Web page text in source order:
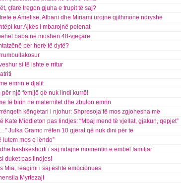
çfarë tregon gjuha e trupit të saj?
e Amelisë, Albani dhe Miriami urojnë gjithmonë ndryshe
kur Ajkës i mbarojnë pelenat
baba në moshën 48-vjeçare
për herë të dytë?
si të ishte e rritur
emrin e djalit
një fëmijë që nuk lindi kurrë!
të birin në maternitet dhe zbulon emrin
këngëtari i njohur: Shpresoja të mos zgjohesha më
Kate Middleton pas lindjes: “Mbaj mend të vjellat, gjakun, qepjet”
Julka Gramo rrëfen 10 gjërat që nuk dini për të
lutem mos e lëndo”
bashkëshorti i saj ndajnë momentin e ëmbël familjar
duket pas lindjes!
Mia, reagimi i saj është emocionues
Myrtezajt